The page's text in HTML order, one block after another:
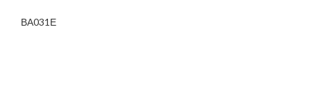
ΒΑ031Ε